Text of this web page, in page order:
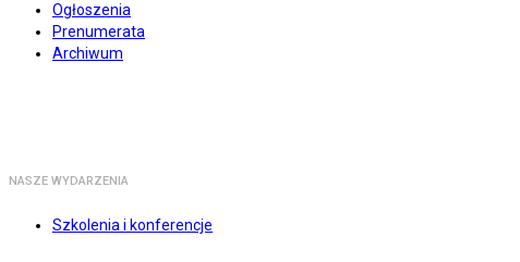
Ogłoszenia
Prenumerata
Archiwum
NASZE WYDARZENIA
Szkolenia i konferencje